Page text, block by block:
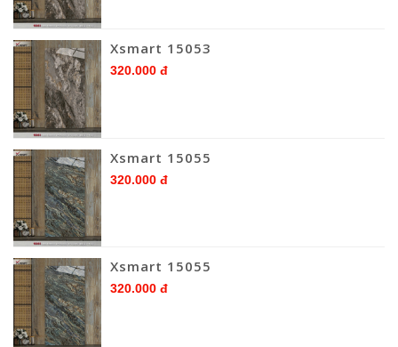
Xsmart 15053
320.000 đ
Xsmart 15055
320.000 đ
Xsmart 15055
320.000 đ